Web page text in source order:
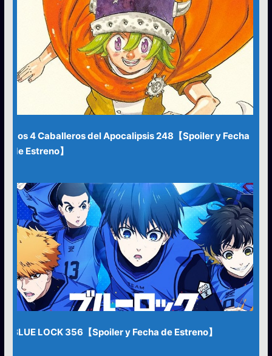
Los 4 Caballeros del Apocalipsis 248【Spoiler y Fecha
de Estreno】
BLUE LOCK 356【Spoiler y Fecha de Estreno】